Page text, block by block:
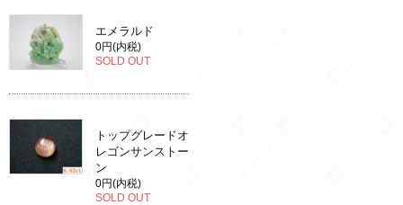
エメラルド
0円(内税)
SOLD OUT
トップグレードオ
レゴンサンストー
ン
0円(内税)
SOLD OUT